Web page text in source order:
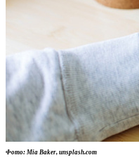
Фото: Mia Baker, unsplash.com